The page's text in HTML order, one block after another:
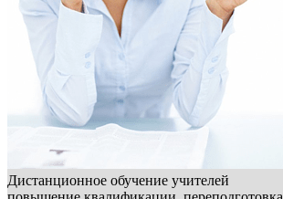
Дистанционное обучение учителей